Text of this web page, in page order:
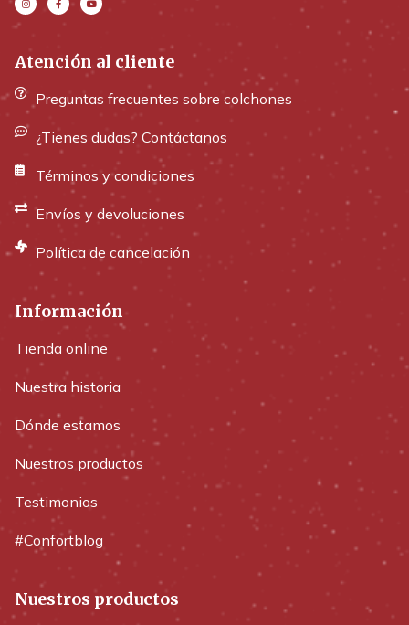
Atención al cliente
Preguntas frecuentes sobre colchones
¿Tienes dudas? Contáctanos
Términos y condiciones
Envíos y devoluciones
Política de cancelación
Información
Tienda online
Nuestra historia
Dónde estamos
Nuestros productos
Testimonios
#Confortblog
Nuestros productos